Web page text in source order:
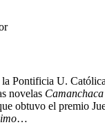
Pontificia U.
novelas Camanchaca
obtuvo el premio
…